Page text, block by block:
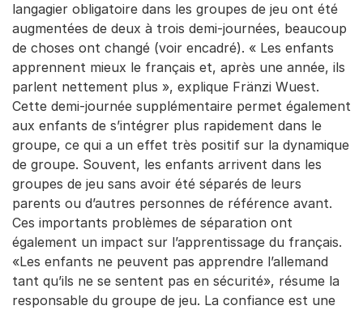
langagier obligatoire dans les groupes de jeu ont été
augmentées de deux à trois demi-journées, beaucoup
de choses ont changé (voir encadré). « Les enfants
apprennent mieux le français et, après une année, ils
parlent nettement plus », explique Fränzi Wuest.
Cette demi-journée supplémentaire permet également
aux enfants de s’intégrer plus rapidement dans le
groupe, ce qui a un effet très positif sur la dynamique
de groupe. Souvent, les enfants arrivent dans les
groupes de jeu sans avoir été séparés de leurs
parents ou d’autres personnes de référence avant.
Ces importants problèmes de séparation ont
également un impact sur l’apprentissage du français.
«Les enfants ne peuvent pas apprendre l’allemand
tant qu’ils ne se sentent pas en sécurité», résume la
responsable du groupe de jeu. La confiance est une